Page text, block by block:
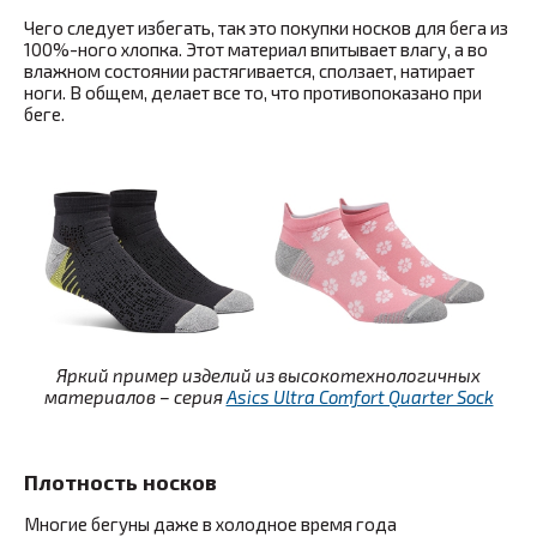
Чего следует избегать, так это покупки носков для бега из
100%-ного хлопка. Этот материал впитывает влагу, а во
влажном состоянии растягивается, сползает, натирает
ноги. В общем, делает все то, что противопоказано при
беге.
Яркий пример изделий из высокотехнологичных
материалов – серияAsics Ultra Comfort Quarter Sock
Плотность носков
Многие бегуны даже в холодное время года